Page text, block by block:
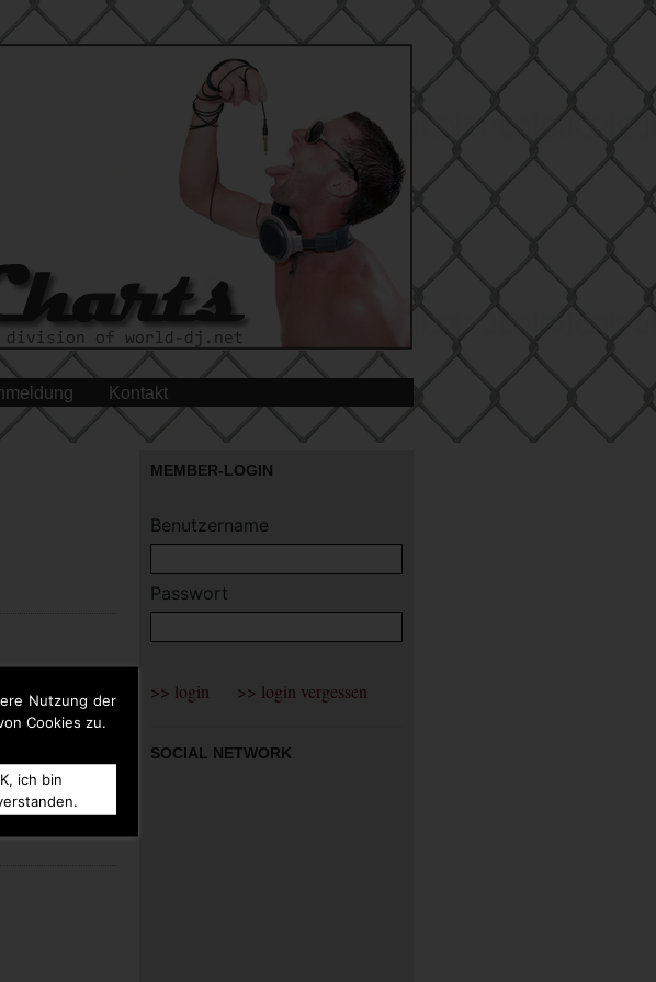
Nutzung der
Cookies zu.
ich bin
Kontakt
MEMBER-LOGIN
Benutzername
Passwort
SOCIAL NETWORK